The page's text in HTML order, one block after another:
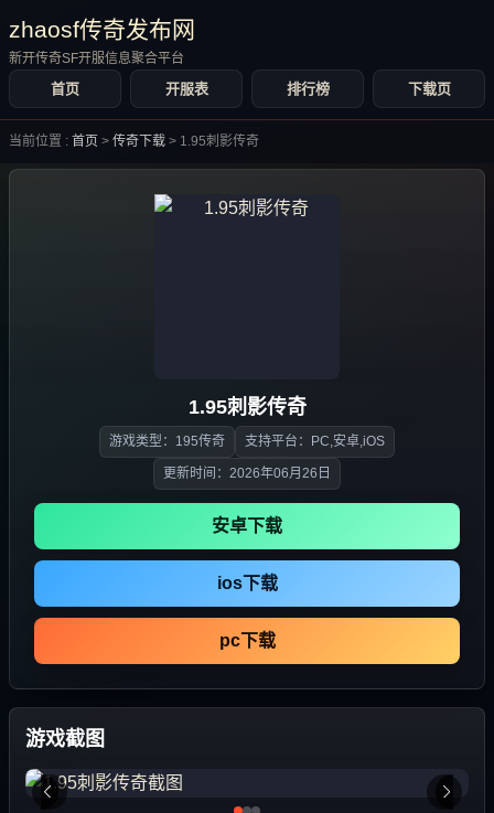
zhaosf传奇发布网
新开传奇SF开服信息聚合平台
首页 开服表 排行榜 下载页
当前位置 : 首页 > 传奇下载 > 1.95刺影传奇
1.95刺影传奇
游戏类型：195传奇 支持平台：PC,安卓,iOS
更新时间：2026年06月26日
安卓下载
ios下载
pc下载
游戏截图